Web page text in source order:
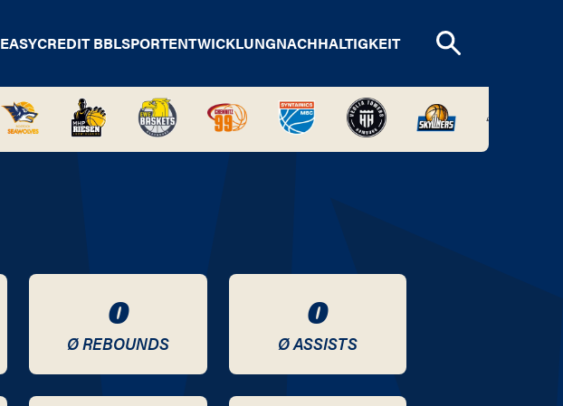
EASYCREDIT BBLSPORTENTWICKLUNGNACHHALTIGKEIT
0
Ø REBOUNDS
0
Ø ASSISTS